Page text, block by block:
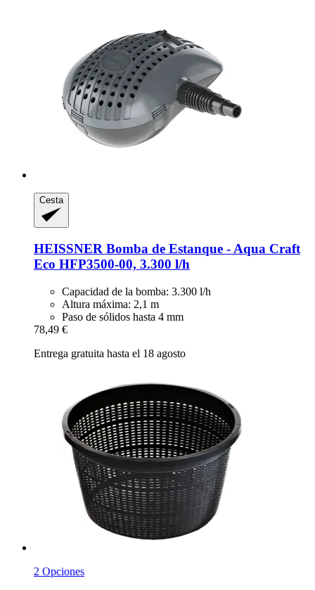
Cesta
HEISSNER Bomba de Estanque -​ Aqua Craft
Eco HFP3500-​00, 3.300 l/h
Capacidad de la bomba: 3.300 l/h
Altura máxima: 2,1 m
Paso de sólidos hasta 4 mm
78,49 €
Entrega gratuita hasta el 18 agosto
2 Opciones